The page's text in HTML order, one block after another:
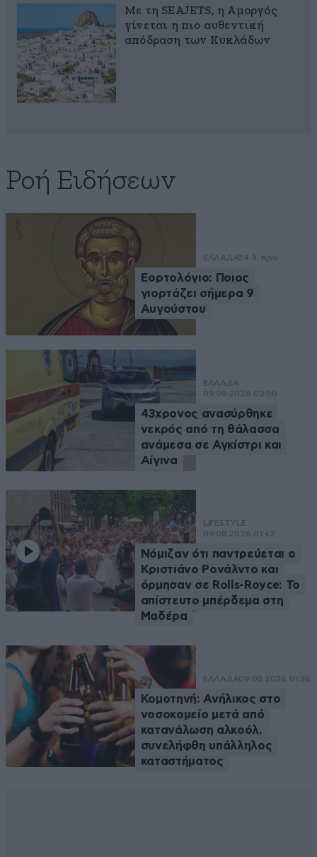
Με τη SEAJETS, η Αμοργός
γίνεται η πιο αυθεντική
απόδραση των Κυκλάδων
Ροή Ειδήσεων
ΕΛΛΑΔΑ54 λ. πριν
Εορτολόγιο: Ποιος
γιορτάζει σήμερα 9
Αυγούστου
ΕΛΛΑΔΑ
09·08·2026 02:00
43χρονος ανασύρθηκε
νεκρός από τη θάλασσα
ανάμεσα σε Αγκίστρι και
Αίγινα
LIFESTYLE
09·08·2026 01:42
Νόμιζαν ότι παντρεύεται ο
Κριστιάνο Ρονάλντο και
όρμησαν σε Rolls-Royce: Το
απίστευτο μπέρδεμα στη
Μαδέρα
ΕΛΛΑΔΑ09·08·2026 01:36
Κομοτηνή: Ανήλικος στο
νοσοκομείο μετά από
κατανάλωση αλκοόλ,
συνελήφθη υπάλληλος
καταστήματος